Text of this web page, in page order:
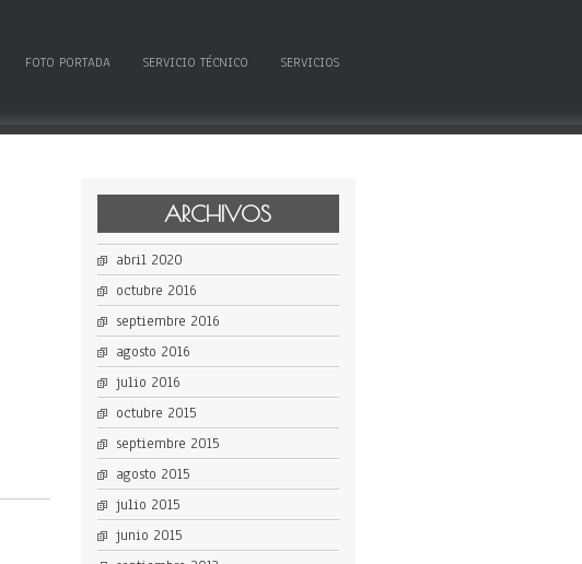
FOTO PORTADA SERVICIO TÉCNICO SERVICIOS
ARCHIVOS
abril 2020
octubre 2016
septiembre 2016
agosto 2016
julio 2016
octubre 2015
septiembre 2015
agosto 2015
julio 2015
junio 2015